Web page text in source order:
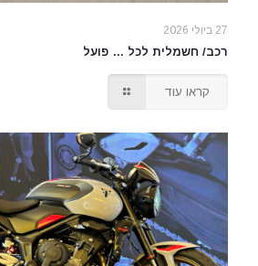
27 ביולי 2026
רכב/ חשמלית לכל … פועל
קראו עוד